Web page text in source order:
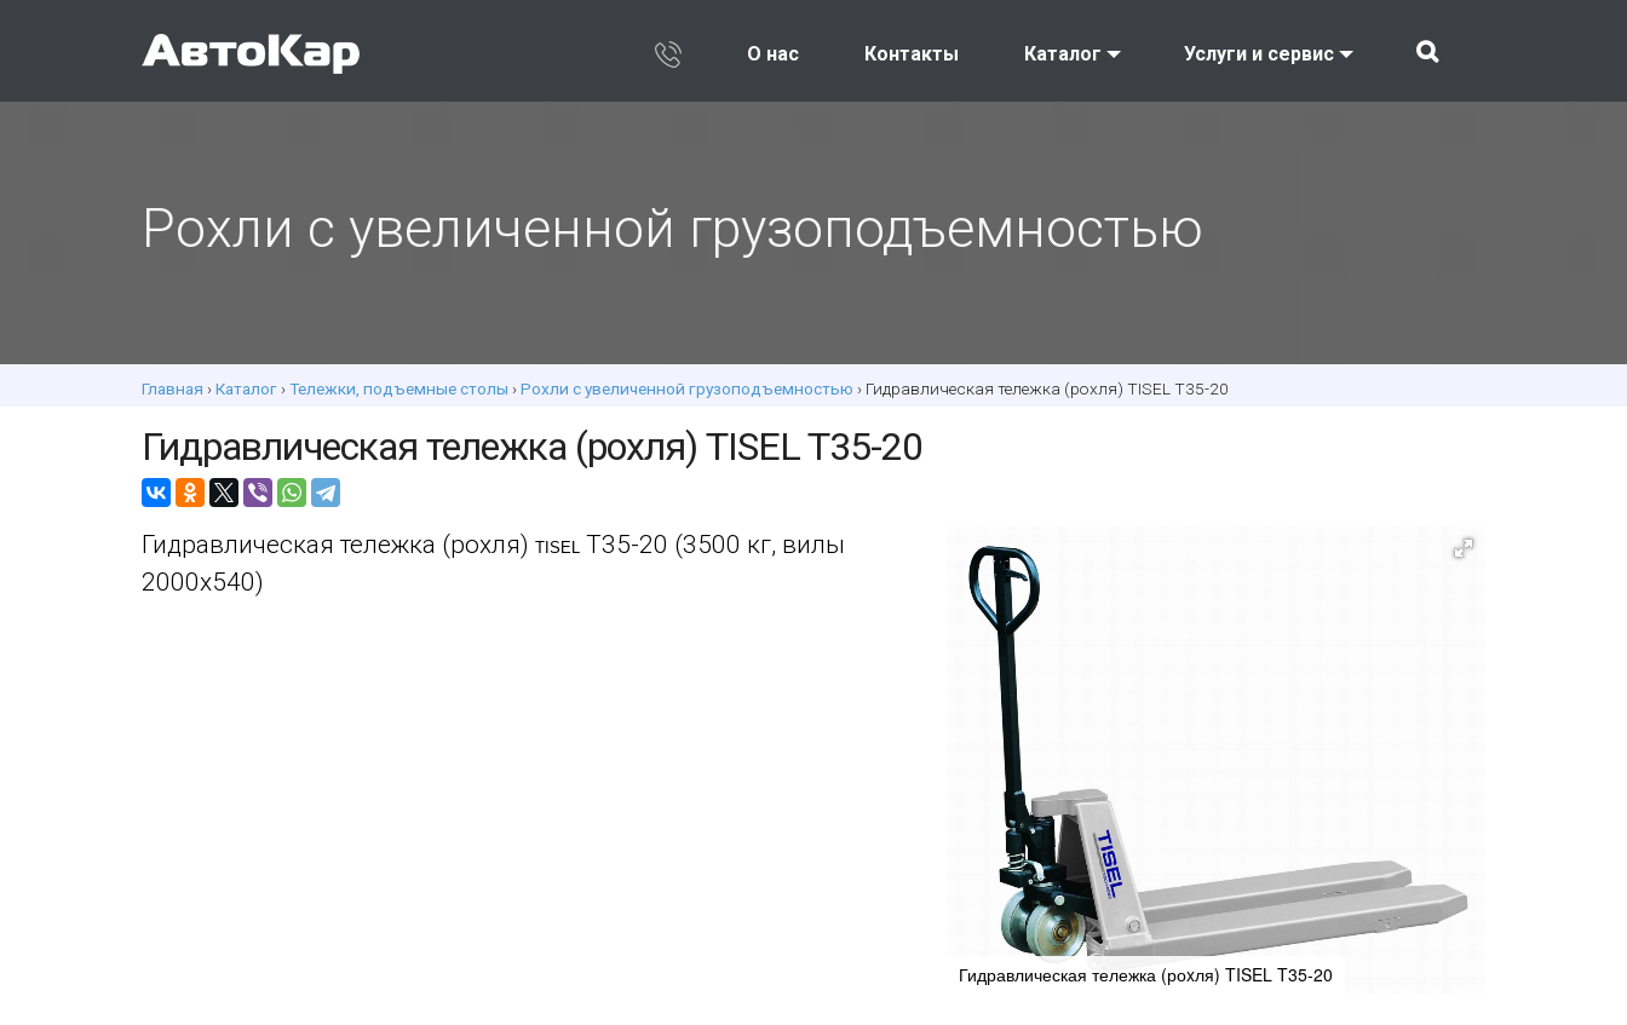
О нас Контакты Каталог Услуги и сервис
Рохли с увеличенной грузоподъемностью
Главная ›Каталог ›Тележки, подъемные столы ›Рохли с увеличенной грузоподъемностью › Гидравлическая тележка (роxля) TISEL T35-20
Гидравлическая тележка (роxля) TISEL T35-20
Гидравлическая тележка (роxля) TISEL T35-20
Гидравлическая тележка (роxля) TISEL T35-20 (3500 кг, вилы
2000x540)